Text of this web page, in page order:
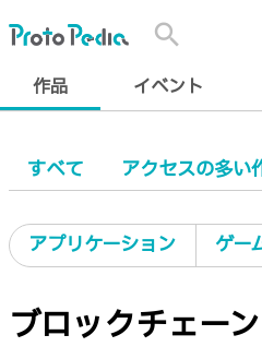
search
作品 イベント
すべて アクセスの多い
アプリケーション ゲー
ブロックチェー